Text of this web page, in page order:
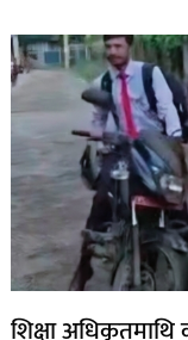
शिक्षा